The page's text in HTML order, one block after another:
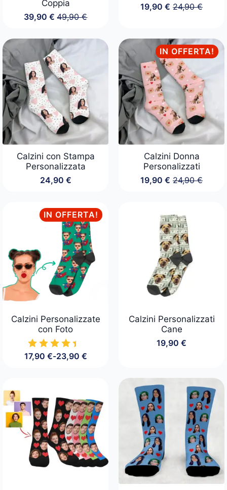
Coppia
49,90€
Il
originale
era:
49,90 €.
39,90 € Il
attuale
è:
39,90 €.
24,90€
Il
era:
24,90 €.
19,90€ Il
è:
19,90 €.
Calzini con Stampa
Personalizzata
24,90 €
IN OFFERTA!
Calzini Donna
Personalizzati
24,90€
Il
era:
24,90 €.
19,90€ Il
è:
19,90 €.
IN OFFERTA!
Calzini Personalizzate
con Foto
17,90 €-23,90 €
Fascia
17,90 €
a
23,90 €
Calzini Personalizzati
Cane
19,90 €